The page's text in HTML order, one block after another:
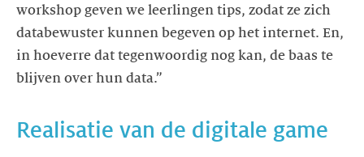
workshop geven we leerlingen tips, zodat ze zich
databewuster kunnen begeven op het internet. En,
in hoeverre dat tegenwoordig nog kan, de baas te
Realisatie van de digitale game